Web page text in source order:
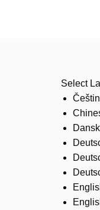
Select
Dansk